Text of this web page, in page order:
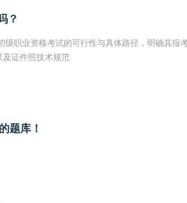
？
职业资格考试的可行性与具体路径，明确其报
及证件照技术规范
题库！